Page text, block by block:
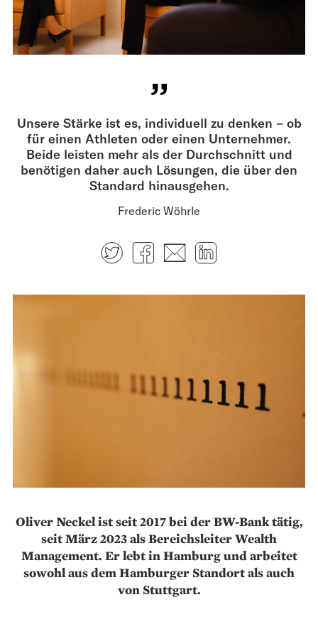
Unsere Stärke ist es, individuell zu denken – ob
für einen Athleten oder einen Unternehmer.
Beide leisten mehr als der Durchschnitt und
benötigen daher auch Lösungen, die über den
Standard hinausgehen.
Frederic Wöhrle
TwitterFacebook
E-mail
Oliver Neckel ist seit 2017 bei der BW-Bank tätig,
seit März 2023 als Bereichsleiter Wealth
Management. Er lebt in Hamburg und arbeitet
sowohl aus dem Hamburger Standort als auch
von Stuttgart.